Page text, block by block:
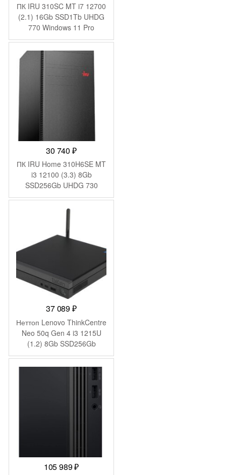
ПК IRU 310SC MT i7 12700
(2.1) 16Gb SSD1Tb UHDG
770 Windows 11 Pro
GbitEth 200W черный
(1969074)
30 740₽
ПК IRU Home 310H6SE MT
i3 12100 (3.3) 8Gb
SSD256Gb UHDG 730
FreeDOS GbitEth 400W
черный (1994638)
37 089₽
Неттоп Lenovo ThinkCentre
Neo 50q Gen 4 i3 1215U
(1.2) 8Gb SSD256Gb
UHDG без ОС GbitEth WiFi
BT 65W kb мышь
105 989₽